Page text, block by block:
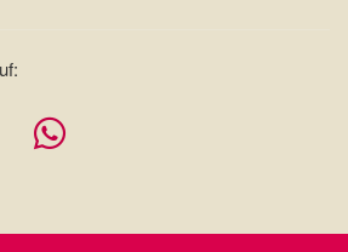
Whatsapp